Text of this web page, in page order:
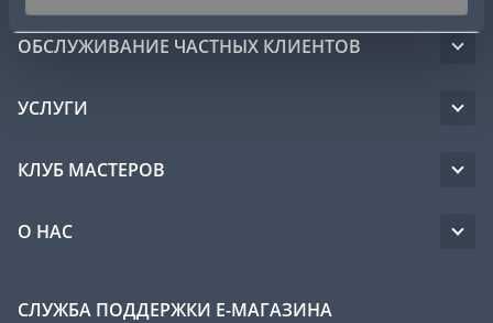
ОБСЛУЖИВАНИЕ ЧАСТНЫХ КЛИЕНТОВ
УСЛУГИ
КЛУБ МАСТЕРОВ
О НАС
СЛУЖБА ПОДДЕРЖКИ Е-МАГАЗИНА